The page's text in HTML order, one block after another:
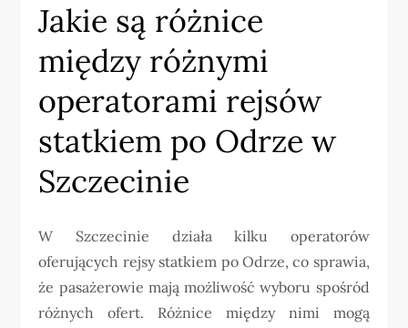
Jakie są różnice
między różnymi
operatorami rejsów
statkiem po Odrze w
Szczecinie
W Szczecinie działa kilku operatorów
oferujących rejsy statkiem po Odrze, co sprawia,
że pasażerowie mają możliwość wyboru spośród
różnych ofert. Różnice między nimi mogą